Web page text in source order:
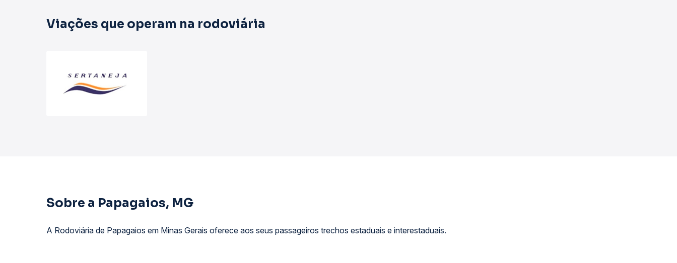
Viações que operam na rodoviária
Sobre a Papagaios, MG
A Rodoviária de Papagaios em Minas Gerais oferece aos seus passageiros trechos estaduais e interestaduais.